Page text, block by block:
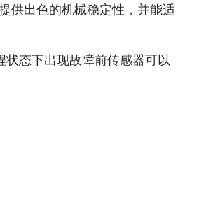
供出色的机械稳定性，并能适
状态下出现故障前传感器可以